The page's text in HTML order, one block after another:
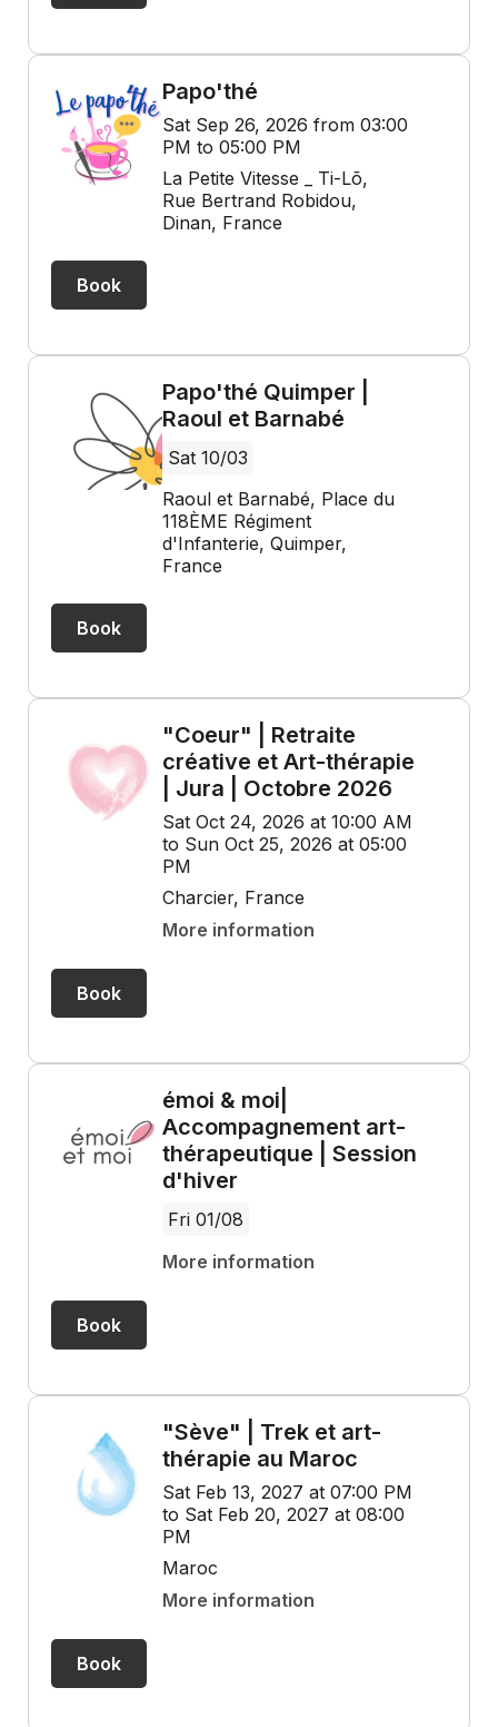
Papo'thé
Sat Sep 26, 2026 from 03:00
PM to 05:00 PM
La Petite Vitesse _ Ti-Lõ,
Rue Bertrand Robidou,
Dinan, France
Book
Papo'thé Quimper |
Raoul et Barnabé
Sat 10/03
Raoul et Barnabé, Place du
118ÈME Régiment
d'Infanterie, Quimper,
France
Book
"Coeur" | Retraite
créative et Art-thérapie
| Jura | Octobre 2026
Sat Oct 24, 2026 at 10:00 AM
to Sun Oct 25, 2026 at 05:00
PM
Charcier, France
More information
Book
émoi & moi|
Accompagnement art-
thérapeutique | Session
d'hiver
Fri 01/08
More information
Book
"Sève" | Trek et art-
thérapie au Maroc
Sat Feb 13, 2027 at 07:00 PM
to Sat Feb 20, 2027 at 08:00
PM
Maroc
More information
Book